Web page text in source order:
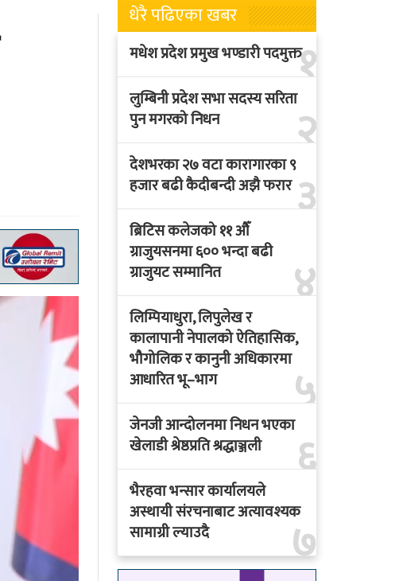
धेरै पढिएका खबर
१
मधेश प्रदेश प्रमुख भण्डारी पदमुक्त
२
लुम्बिनी प्रदेश सभा सदस्य सरिता
पुन मगरको निधन
३
देशभरका २७ वटा कारागारका ९
हजार बढी कैदीबन्दी अझै फरार
४
ब्रिटिस कलेजको ११ औँ
ग्राजुयसनमा ६०० भन्दा बढी
ग्राजुयट सम्मानित
५
लिम्पियाधुरा, लिपुलेख र
कालापानी नेपालको ऐतिहासिक,
भौगोलिक र कानुनी अधिकारमा
आधारित भू–भाग
६
जेनजी आन्दोलनमा निधन भएका
खेलाडी श्रेष्ठप्रति श्रद्धाञ्जली
७
भैरहवा भन्सार कार्यालयले
अस्थायी संरचनाबाट अत्यावश्यक
सामाग्री ल्याउदै